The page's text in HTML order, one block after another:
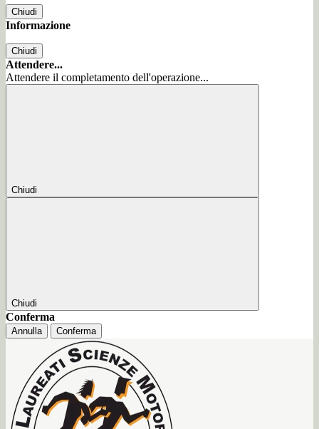
Chiudi
Informazione
Chiudi
Attendere...
Attendere il completamento dell'operazione...
Chiudi
Chiudi
Conferma
Annulla Conferma